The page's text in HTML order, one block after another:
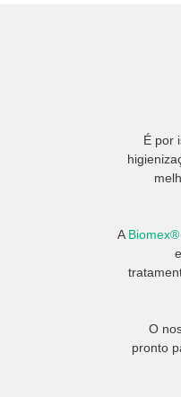
É por
A Biomex®
O
pronto